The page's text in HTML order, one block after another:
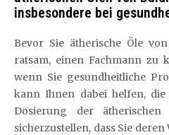
insbesondere bei
Bevor Sie ätherische Öle
ratsam, einen Fachmann zu
wenn Sie gesundheitliche
kann Ihnen dabei helfen,
Dosierung der
sicherzustellen, dass Sie